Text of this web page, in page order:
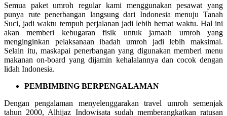
Semua paket umroh regular kami menggunakan pesawat yang
punya rute penerbangan langsung dari Indonesia menuju Tanah
Suci, jadi waktu tempuh perjalanan jadi lebih hemat waktu. Hal ini
akan memberi kebugaran fisik untuk jamaah umroh yang
menginginkan pelaksanaan ibadah umroh jadi lebih maksimal.
Selain itu, maskapai penerbangan yang digunakan memberi menu
makanan on-board yang dijamin kehalalannya dan cocok dengan
lidah Indonesia.
PEMBIMBING BERPENGALAMAN
Dengan pengalaman menyelenggarakan travel umroh semenjak
tahun 2000, Alhijaz Indowisata sudah memberangkatkan ratusan